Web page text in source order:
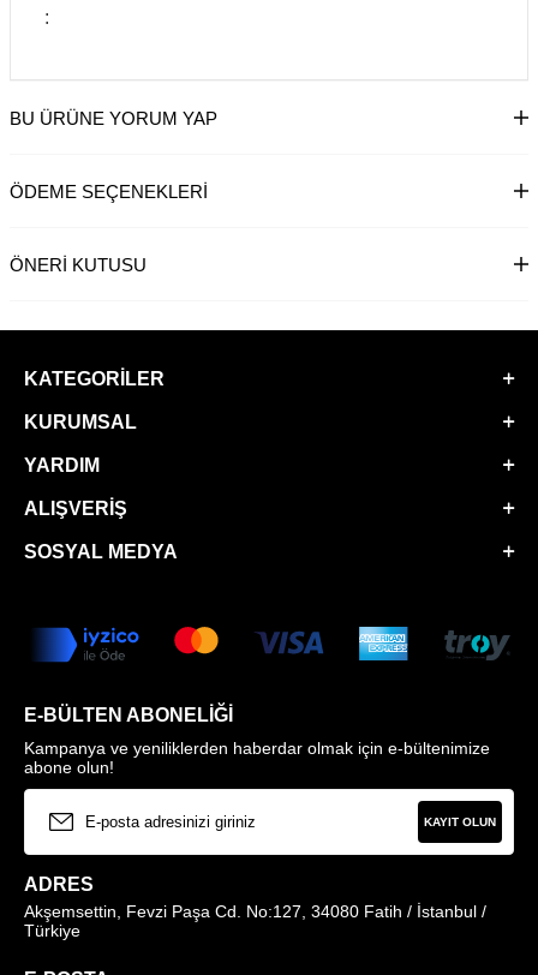
:
BU ÜRÜNE YORUM YAP
ÖDEME SEÇENEKLERI
ÖNERI KUTUSU
KATEGORILER
KURUMSAL
YARDIM
ALIŞVERIŞ
SOSYAL MEDYA
E-BÜLTEN ABONELIĞI
Kampanya ve yeniliklerden haberdar olmak için e-bültenimize
abone olun!
KAYIT OLUN
ADRES
Akşemsettin, Fevzi Paşa Cd. No:127, 34080 Fatih / İstanbul /
Türkiye